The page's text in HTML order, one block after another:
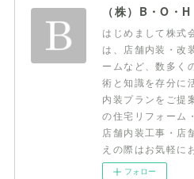
（株）B・O・H
はじめまして株式
は、店舗内装・改
ームなど、数多く
術と知識を存分に
内装プランをご提
の住宅リフォーム
店舗内装工事・店
えの際はお気軽に
フォロー